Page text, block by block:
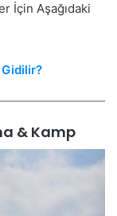
İçin Aşağıdaki
Gidilir?
& Kamp